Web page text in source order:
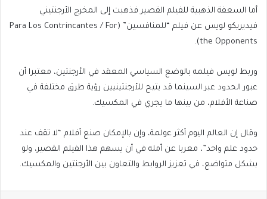
أما السعفة الذهبية للفيلم القصير فذهبت إلى المخرج الأرجنتيني
فيديريكو لويس عن فيلم “للمنافسين” (Para Los Contrincantes / For
the Opponents).
وربط لويس فيلمه بالوضع السياسي المعقد في الأرجنتين، معتبرا أن
عبور الحدود عبر السينما قد يتيح للأرجنتينيين رؤية طرق مختلفة في
صناعة الأفلام، من بينها ما يجري في المكسيك.
وقال إن العالم اليوم أكثر عولمة، وإن بالإمكان صنع أفلام “لا تقف عند
حدود علم واحد”، معربا عن أمله في أن يسهم هذا الفيلم القصير، ولو
بشكل متواضع، في تعزيز الروابط والتعاون بين الأرجنتين والمكسيك.